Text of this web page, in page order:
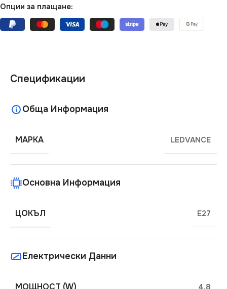
Опции за плащане:
Спецификации
Обща Информация
МАРКА LEDVANCE
Основна Информация
ЦОКЪЛ E27
Електрически Данни
МОЩНОСТ (W)